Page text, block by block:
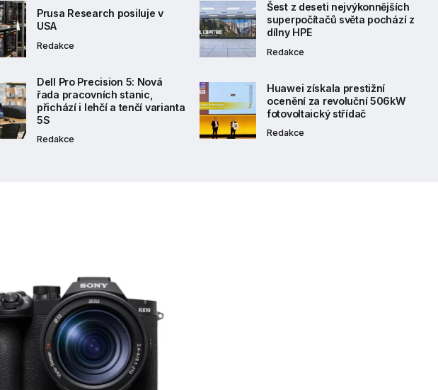
Prusa Research posiluje v
USA
Redakce
Šest z deseti nejvýkonnějších
superpočítačů světa pochází z
dílny HPE
Redakce
Dell Pro Precision 5: Nová
řada pracovních stanic,
přichází i lehčí a tenčí varianta
5S
Redakce
Huawei získala prestižní
ocenění za revoluční 506kW
fotovoltaický střídač
Redakce